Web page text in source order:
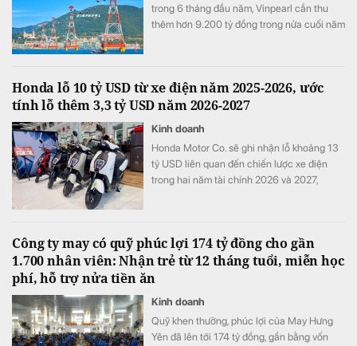
trong 6 tháng đầu năm, Vinpearl cần thu
thêm hơn 9.200 tỷ đồng trong nửa cuối năm
Honda lỗ 10 tỷ USD từ xe điện năm 2025-2026, ước
tính lỗ thêm 3,3 tỷ USD năm 2026-2027
Kinh doanh
Honda Motor Co. sẽ ghi nhận lỗ khoảng 13
tỷ USD liên quan đến chiến lược xe điện
trong hai năm tài chính 2026 và 2027,
Công ty may có quỹ phúc lợi 174 tỷ đồng cho gần
1.700 nhân viên: Nhận trẻ từ 12 tháng tuổi, miễn học
phí, hỗ trợ nửa tiền ăn
Kinh doanh
Quỹ khen thưởng, phúc lợi của May Hưng
Yên đã lên tới 174 tỷ đồng, gần bằng vốn